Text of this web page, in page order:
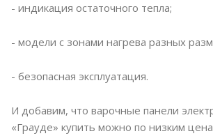
- индикация остаточного тепла;
- модели с зонами нагрева разных
- безопасная эксплуатация.
И добавим, что варочные панели
«Грауде» купить можно по низким